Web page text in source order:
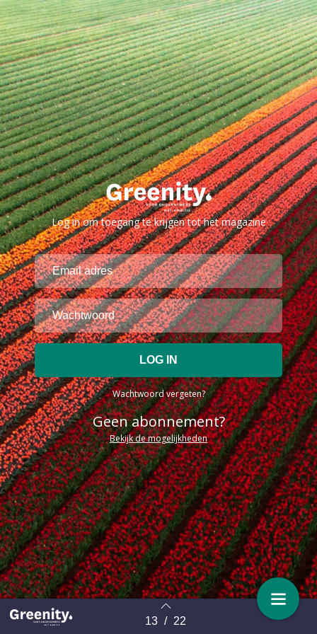
Terug naar overzicht 13 / 22
Log in om toegang te krijgen tot het magazine
Wachtwoord vergeten?
Geen abonnement?
Bekijk de mogelijkheden